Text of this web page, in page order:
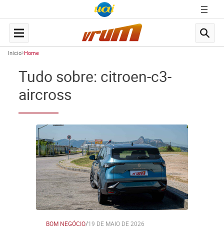
Início Home
Tudo sobre: citroen-c3-
aircross
BOM NEGÓCIO/19 DE MAIO DE 2026